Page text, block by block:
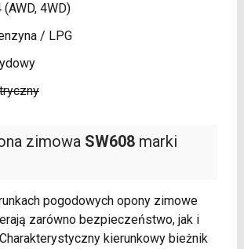
zimowa SW608marki
pogodowych opony zimowe
zarówno bezpieczeństwo, jak i
kierunkowy bieżnik
4WD)
/ LPG